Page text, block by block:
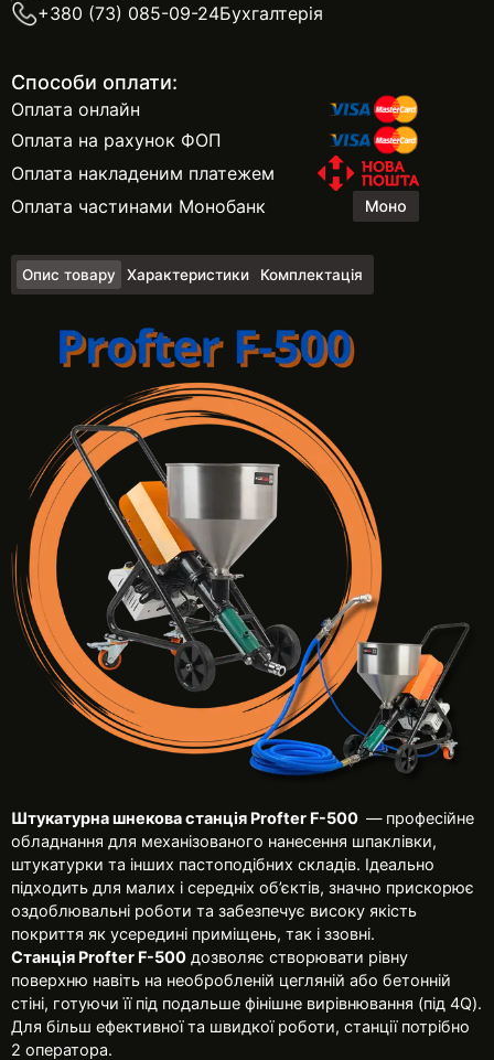
+380 (73) 085-09-24Бухгалтерія
Способи оплати:
Оплата онлайн
Оплата на рахунок ФОП
Оплата накладеним платежем
Оплата частинами Монобанк
Опис товару Характеристики Комплектація
Штукатурна шнекова станція Profter F-500 — професійне
обладнання для механізованого нанесення шпаклівки,
штукатурки та інших пастоподібних складів. Ідеально
підходить для малих і середніх об’єктів, значно прискорює
оздоблювальні роботи та забезпечує високу якість
покриття як усередині приміщень, так і ззовні.
Станція Profter F-500 дозволяє створювати рівну
поверхню навіть на необробленій цегляній або бетонній
стіні, готуючи її під подальше фінішне вирівнювання (під 4Q).
Для більш ефективної та швидкої роботи, станції потрібно
2 оператора.